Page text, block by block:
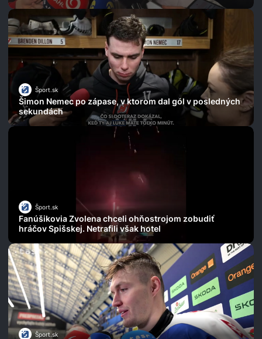
Šport.sk
Šimon Nemec po zápase, v ktorom dal gól v posledných
sekundách
Šport.sk
Fanúšikovia Zvolena chceli ohňostrojom zobudiť
hráčov Spišskej. Netrafili však hotel
Šport.sk